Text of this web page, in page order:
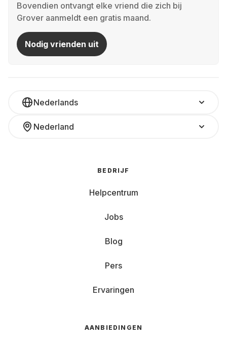
Bovendien ontvangt elke vriend die zich bij
Grover aanmeldt een gratis maand.
Nodig vrienden uit
Nederlands
Nederland
BEDRIJF
Helpcentrum
Jobs
Blog
Pers
Ervaringen
AANBIEDINGEN